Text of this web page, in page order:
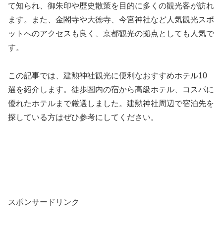
て知られ、御朱印や歴史散策を目的に多くの観光客が訪れ
ます。また、金閣寺や大徳寺、今宮神社など人気観光スポ
ットへのアクセスも良く、京都観光の拠点としても人気で
す。
この記事では、建勲神社観光に便利なおすすめホテル10
選を紹介します。徒歩圏内の宿から高級ホテル、コスパに
優れたホテルまで厳選しました。建勲神社周辺で宿泊先を
探している方はぜひ参考にしてください。
スポンサードリンク